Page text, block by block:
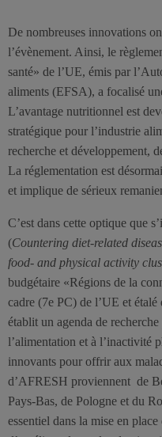
De nombreuses innovations
l’évènement. Ainsi, le
santé» de l’UE, émis par
aliments (EFSA), a focalisé
L’avantage nutritionnel est
stratégique pour l’industrie
recherche et développement,
La réglementation est
et implique de sérieux
C’est dans cette optique que
(Countering diet-related
food- and physical activity
budgétaire «Régions de la
cadre (7e PC) de l’UE et
établit un agenda de
l’alimentation et à l’inactivité
innovants pour offrir aux
d’AFRESH proviennent de
Pays-Bas, de Pologne et du
essentiel dans la mise en